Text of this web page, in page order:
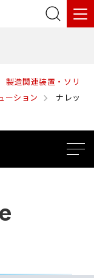
製造関連装置・ソリ
ーション
ナレッ